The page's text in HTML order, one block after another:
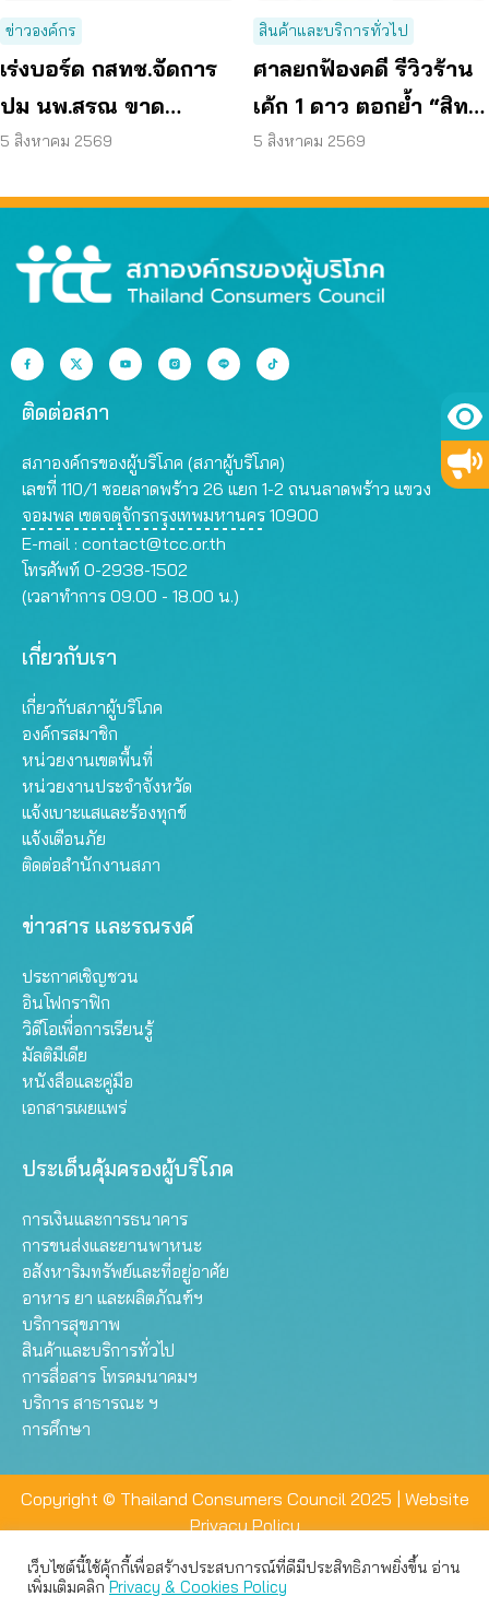
ข่าวองค์กร
เร่งบอร์ด กสทช.จัดการ
ปม นพ.สรณ ขาด
คุณสมบัติ ตามมติ
5 สิงหาคม 2569
สินค้าและบริการทั่วไป
ศาลยกฟ้องคดี รีวิวร้าน
เค้ก 1 ดาว ตอกย้ำ “สิทธิ
ผู้บริโภค” แสดงความคิด
5 สิงหาคม 2569
ติดต่อสภา
สภาองค์กรของผู้บริโภค (สภาผู้บริโภค)
เลขที่ 110/1 ซอยลาดพร้าว 26 แยก 1-2 ถนนลาดพร้าว แขวง
จอมพล เขตจตุจักรกรุงเทพมหานคร 10900
E-mail : contact@tcc.or.th
โทรศัพท์ 0-2938-1502
(เวลาทำการ 09.00 - 18.00 น.)
เกี่ยวกับเรา
เกี่ยวกับสภาผู้บริโภค
องค์กรสมาชิก
หน่วยงานเขตพื้นที่
หน่วยงานประจำจังหวัด
แจ้งเบาะแสและร้องทุกข์
แจ้งเตือนภัย
ติดต่อสำนักงานสภา
ข่าวสาร และรณรงค์
ประกาศเชิญชวน
อินโฟกราฟิก
วิดีโอเพื่อการเรียนรู้
มัลติมีเดีย
หนังสือและคู่มือ
เอกสารเผยแพร่
ประเด็นคุ้มครองผู้บริโภค
การเงินและการธนาคาร
การขนส่งและยานพาหนะ
อสังหาริมทรัพย์และที่อยู่อาศัย
อาหาร ยา และผลิตภัณฑ์ฯ
บริการสุขภาพ
สินค้าและบริการทั่วไป
การสื่อสาร โทรคมนาคมฯ
บริการ สาธารณะ ฯ
การศึกษา
Copyright © Thailand Consumers Council 2025 | Website
Privacy Policy
เว็บไซต์นี้ใช้คุ้กกี้เพื่อสร้างประสบการณ์ที่ดีมีประสิทธิภาพยิ่งขึ้น อ่าน
เพิ่มเติมคลิกPrivacy & Cookies Policy
เว็บไซต์นี้ใช้คุกกี้เพื่อมอบประสบการณ์การใช้งานที่ดีให้แก่ท่าน คุณ
สามารถเลือกตั้งค่าความเป็นส่วนตัวได้